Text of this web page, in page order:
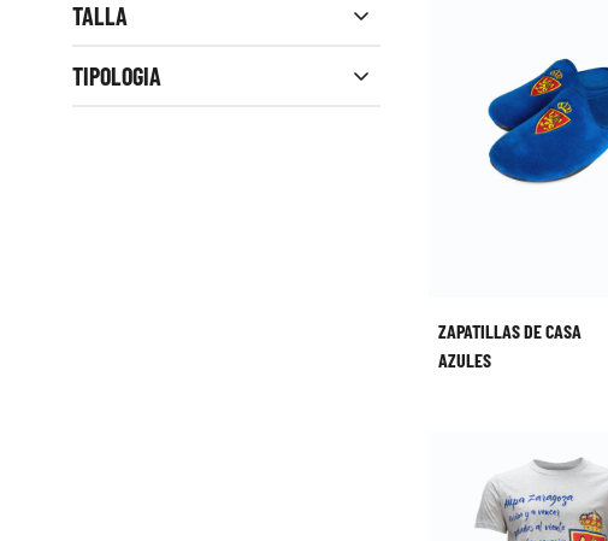
Close filters
TALLA
TIPOLOGIA
ZAPATILLAS DE CASA
AZULES